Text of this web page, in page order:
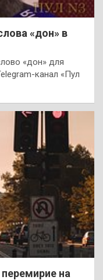
«дон» в
«дон» для
канал «Пул
на